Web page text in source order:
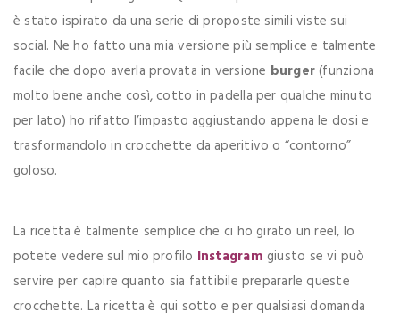
è stato ispirato da una serie di proposte simili viste sui
social. Ne ho fatto una mia versione più semplice e talmente
facile che dopo averla provata in versione burger(funziona
molto bene anche così, cotto in padella per qualche minuto
per lato) ho rifatto l’impasto aggiustando appena le dosi e
trasformandolo in crocchette da aperitivo o “contorno”
goloso.
La ricetta è talmente semplice che ci ho girato un reel, lo
potete vedere sul mio profilo Instagram giusto se vi può
servire per capire quanto sia fattibile prepararle queste
crocchette. La ricetta è qui sotto e per qualsiasi domanda